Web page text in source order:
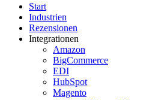
Start
Industrien
Rezensionen
Integrationen
Amazon
BigCommerce
EDI
HubSpot
Magento